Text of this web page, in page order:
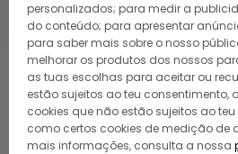
personalizados; para medir a
do conteúdo; para apresentar
para saber mais sobre o nosso
melhorar os produtos dos nossos
as tuas escolhas para aceitar ou
estão sujeitos ao teu consentimento,
cookies que não estão sujeitos ao
como certos cookies de medição de
mais informações, consulta a nossa